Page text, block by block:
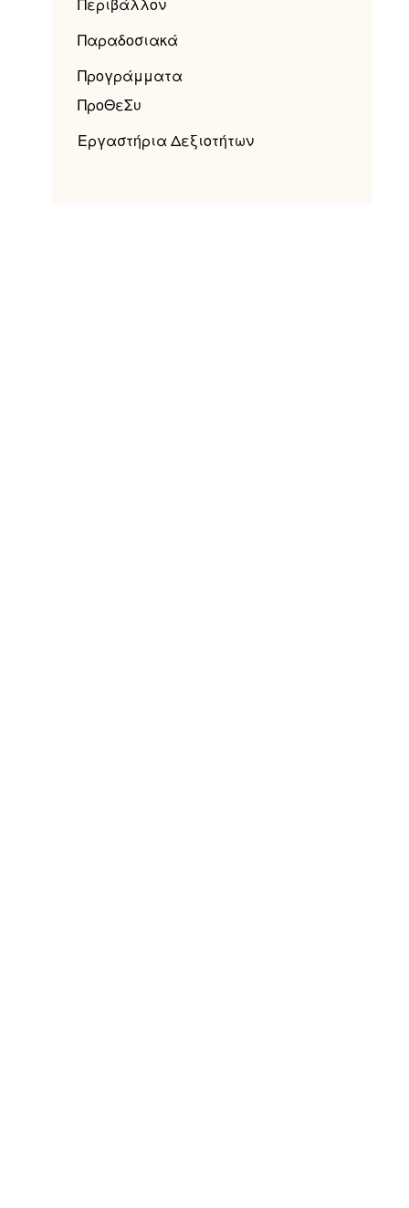
Παραδοσιακά
Προγράμματα
ΠροΘεΣυ
Εργαστήρια Δεξιοτήτων